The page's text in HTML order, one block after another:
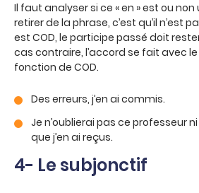
Il faut analyser si ce « en » est ou non
retirer de la phrase, c’est qu’il n’est
est COD, le participe passé doit
cas contraire, l’accord se fait avec
fonction de COD.
Des erreurs, j’en ai commis.
Je n’oublierai pas ce professeur
que j’en ai reçus.
4- Le subjonctif